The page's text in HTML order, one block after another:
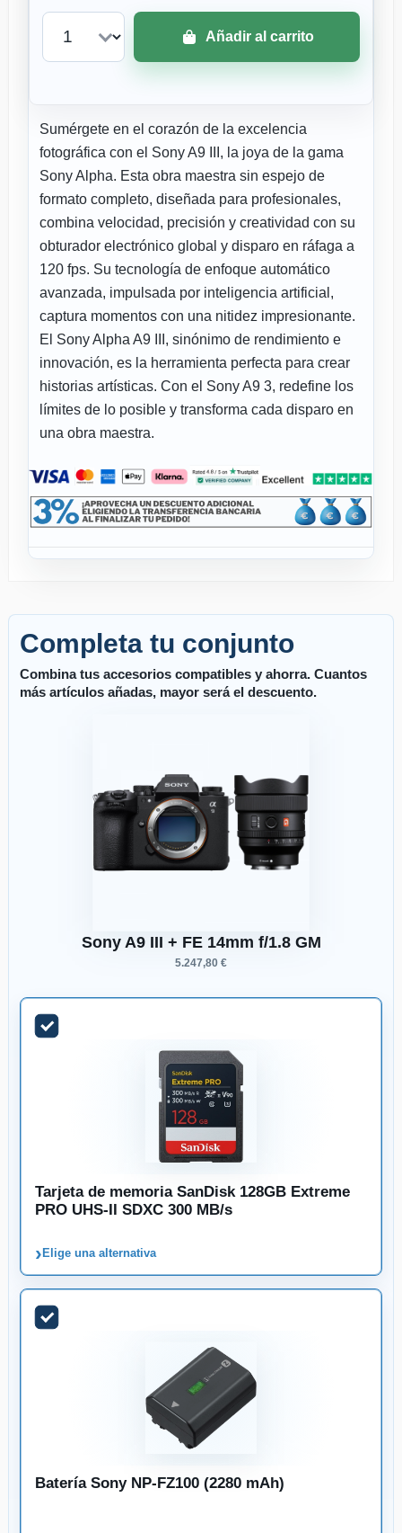
Añadir al carrito
Sumérgete en el corazón de la excelencia
fotográfica con el Sony A9 III, la joya de la gama
Sony Alpha. Esta obra maestra sin espejo de
formato completo, diseñada para profesionales,
combina velocidad, precisión y creatividad con su
obturador electrónico global y disparo en ráfaga a
120 fps. Su tecnología de enfoque automático
avanzada, impulsada por inteligencia artificial,
captura momentos con una nitidez impresionante.
El Sony Alpha A9 III, sinónimo de rendimiento e
innovación, es la herramienta perfecta para crear
historias artísticas. Con el Sony A9 3, redefine los
límites de lo posible y transforma cada disparo en
una obra maestra.
Completa tu conjunto
Combina tus accesorios compatibles y ahorra. Cuantos
más artículos añadas, mayor será el descuento.
Sony A9 III + FE 14mm f/1.8 GM
5.247,80 €
Tarjeta de memoria SanDisk 128GB Extreme
PRO UHS-II SDXC 300 MB/s
› Elige una alternativa
Batería Sony NP-FZ100 (2280 mAh)